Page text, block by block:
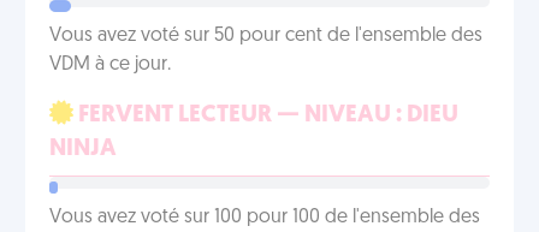
Vous avez voté sur 50 pour cent de l'ensemble des
VDM à ce jour.
FERVENT LECTEUR — NIVEAU : DIEU
NINJA
Vous avez voté sur 100 pour 100 de l'ensemble des